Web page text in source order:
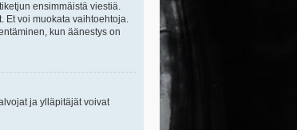
ensimmäistä viestiä.
Et voi muokata vaihtoehtoja.
kun äänestys on
ja ylläpitäjät voivat